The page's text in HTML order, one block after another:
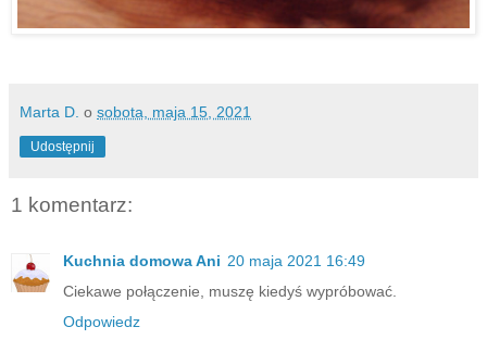
Marta D. o sobota, maja 15, 2021
Udostępnij
1 komentarz:
Kuchnia domowa Ani 20 maja 2021 16:49
Ciekawe połączenie, muszę kiedyś wypróbować.
Odpowiedz